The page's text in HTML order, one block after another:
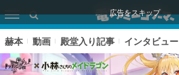
広告をスキップ
赫本 動画 殿堂入り記事 インタビュー